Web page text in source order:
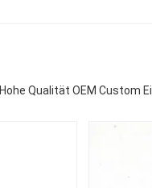
Hohe Qualität OEM Custom